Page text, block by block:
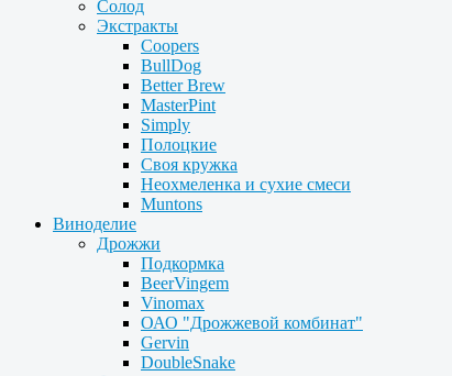
Солод
Экстракты
Coopers
BullDog
Better Brew
MasterPint
Simply
Полоцкие
Своя кружка
Неохмеленка и сухие смеси
Muntons
Виноделие
Дрожжи
Подкормка
BeerVingem
Vinomax
ОАО "Дрожжевой комбинат"
Gervin
DoubleSnake